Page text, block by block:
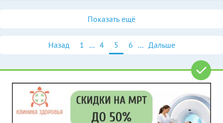
Показать ещё
Назад 1 ... 4 5 6 ... Дальше